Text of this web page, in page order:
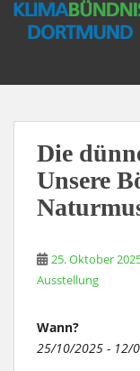
Die
Unsere
25. Oktober
Ausstellung
Wann?
25/10/2025 - 12/